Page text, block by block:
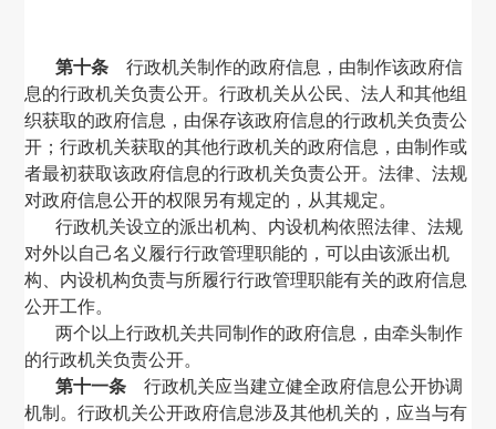
第十条 行政机关制作的政府信息，由制作该政府信
息的行政机关负责公开。行政机关从公民、法人和其他组
织获取的政府信息，由保存该政府信息的行政机关负责公
开；行政机关获取的其他行政机关的政府信息，由制作或
者最初获取该政府信息的行政机关负责公开。法律、法规
对政府信息公开的权限另有规定的，从其规定。
行政机关设立的派出机构、内设机构依照法律、法规
对外以自己名义履行行政管理职能的，可以由该派出机
构、内设机构负责与所履行行政管理职能有关的政府信息
公开工作。
两个以上行政机关共同制作的政府信息，由牵头制作
的行政机关负责公开。
第十一条 行政机关应当建立健全政府信息公开协调
机制。行政机关公开政府信息涉及其他机关的，应当与有